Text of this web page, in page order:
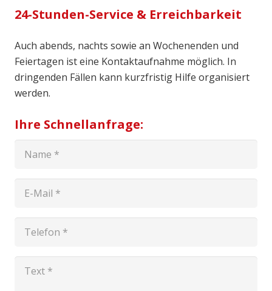
24-Stunden-Service & Erreichbarkeit
Auch abends, nachts sowie an Wochenenden und
Feiertagen ist eine Kontaktaufnahme möglich. In
dringenden Fällen kann kurzfristig Hilfe organisiert
werden.
Ihre Schnellanfrage: